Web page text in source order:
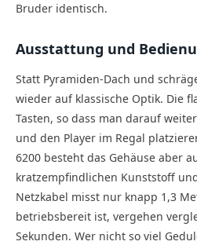
Bruder identisch.
Ausstattung und
Statt Pyramiden-Dach und
wieder auf klassische Optik. Die
Tasten, so dass man darauf
und den Player im Regal
6200 besteht das Gehäuse aber
kratzempfindlichen Kunststoff
Netzkabel misst nur knapp 1,3
betriebsbereit ist, vergehen
Sekunden. Wer nicht so viel